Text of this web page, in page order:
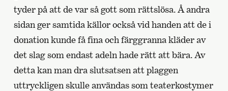
tyder på att de var så gott som rättslösa. Å andra
sidan ger samtida källor också vid handen att de i
donation kunde få fina och färggranna kläder av
det slag som endast adeln hade rätt att bära. Av
detta kan man dra slutsatsen att plaggen
uttryckligen skulle användas som teaterkostymer